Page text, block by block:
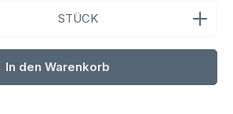
Gib den gewünschten Wert ein
STÜCK
In den Warenkorb